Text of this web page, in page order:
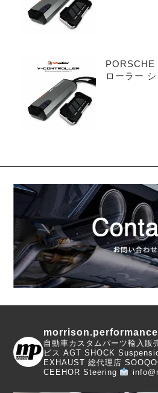
PORSCHE
ローラー
morrison.performance
自動車カスタムパーツ輸入販
ビス AGT SHOCK
EXHAUST 総代理店
CEEHOR Steering